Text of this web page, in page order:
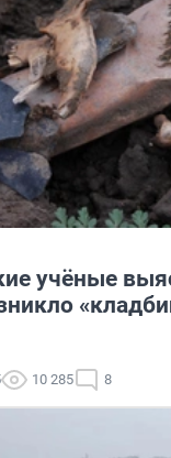
учёные
10 285 8